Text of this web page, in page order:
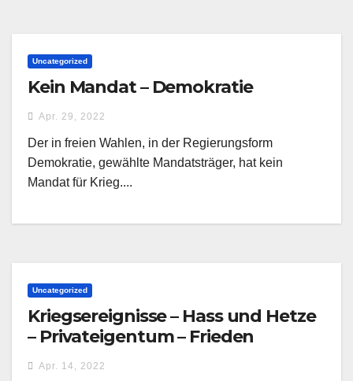
Uncategorized
Kein Mandat – Demokratie
Apr. 29, 2022
Der in freien Wahlen, in der Regierungsform
Demokratie, gewählte Mandatsträger, hat kein
Mandat für Krieg....
Uncategorized
Kriegsereignisse – Hass und Hetze
– Privateigentum – Frieden
Apr. 14, 2022